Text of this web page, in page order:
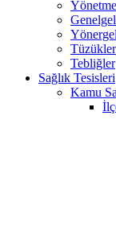
Tüzükler
Tebliğler
Sağlık Tesisleri
Kamu